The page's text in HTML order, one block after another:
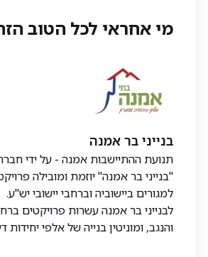
בצמוד ליישוב מצוי אזור התעשייה
✅ קהילה איכותית
✅ נוף מדהים
✅ מגוון שירותים קהילתיים
מפרט שיווקי:
כללי
> בית חד משפחתי
> דלת רב בריח בכניסה לדירה
מי אחראי לכל הטוב
בנייני בר אמנה
תנועת ההתיישבות אמנה - על ידי
"בנייני בר אמנה" יוזמת ומובילה
למגורים ביישוביה וברחבי יישובי יש"ע.
לבנייני בר אמנה עשרות פרויקטים
והנגב, ומוניטין בנייה של אלפי יחידות